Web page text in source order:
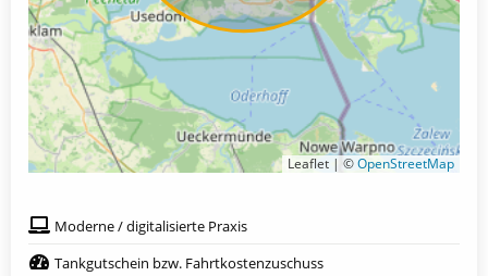
Leaflet | ©OpenStreetMap
Moderne / digitalisierte Praxis
Tankgutschein bzw. Fahrtkostenzuschuss